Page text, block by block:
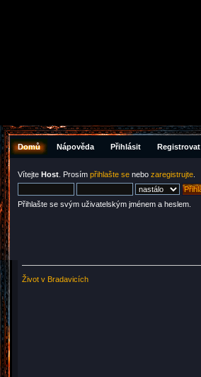
Domů Nápověda Přihlásit Registrovat
Vítejte Host . Prosím přihlašte se nebo zaregistrujte
Přihlašte se svým uživatelským jménem a heslem.
Život v Bradavicích